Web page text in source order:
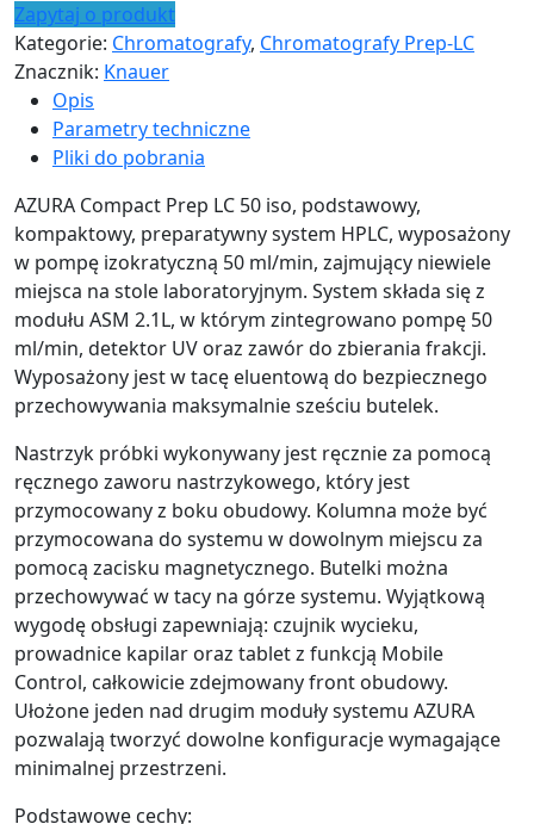
Zapytaj o produkt
Kategorie: Chromatografy, Chromatografy Prep-LC
Znacznik: Knauer
Opis
Parametry techniczne
Pliki do pobrania
AZURA Compact Prep LC 50 iso, podstawowy,
kompaktowy, preparatywny system HPLC, wyposażony
w pompę izokratyczną 50 ml/min, zajmujący niewiele
miejsca na stole laboratoryjnym. System składa się z
modułu ASM 2.1L, w którym zintegrowano pompę 50
ml/min, detektor UV oraz zawór do zbierania frakcji.
Wyposażony jest w tacę eluentową do bezpiecznego
przechowywania maksymalnie sześciu butelek.
Nastrzyk próbki wykonywany jest ręcznie za pomocą
ręcznego zaworu nastrzykowego, który jest
przymocowany z boku obudowy. Kolumna może być
przymocowana do systemu w dowolnym miejscu za
pomocą zacisku magnetycznego. Butelki można
przechowywać w tacy na górze systemu. Wyjątkową
wygodę obsługi zapewniają: czujnik wycieku,
prowadnice kapilar oraz tablet z funkcją Mobile
Control, całkowicie zdejmowany front obudowy.
Ułożone jeden nad drugim moduły systemu AZURA
pozwalają tworzyć dowolne konfiguracje wymagające
minimalnej przestrzeni.
Podstawowe cechy: